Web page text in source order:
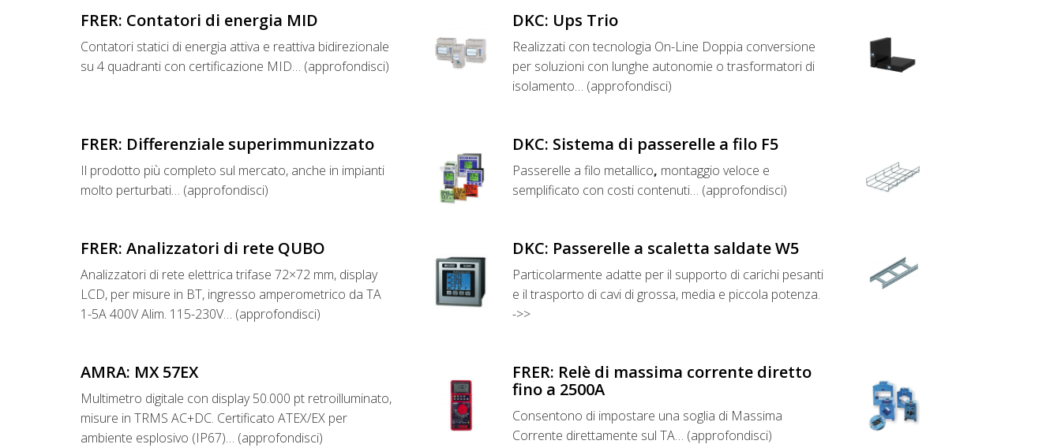
FRER: Contatori di energia MID
Contatori statici di energia attiva e reattiva bidirezionale
su 4 quadranti con certificazione MID… (approfondisci)
DKC: Ups Trio
Realizzati con tecnologia On-Line Doppia conversione
per soluzioni con lunghe autonomie o trasformatori di
isolamento… (approfondisci)
FRER: Differenziale superimmunizzato
Il prodotto più completo sul mercato, anche in impianti
molto perturbati… (approfondisci)
DKC: Sistema di passerelle a filo F5
Passerelle a filo metallico, montaggio veloce e
semplificato con costi contenuti… (approfondisci)
FRER: Analizzatori di rete QUBO
Analizzatori di rete elettrica trifase 72×72 mm, display
LCD, per misure in BT, ingresso amperometrico da TA
1-5A 400V Alim. 115-230V… (approfondisci)
DKC: Passerelle a scaletta saldate W5
Particolarmente adatte per il supporto di carichi pesanti
e il trasporto di cavi di grossa, media e piccola potenza.
->>
AMRA: MX 57EX
Multimetro digitale con display 50.000 pt retroilluminato,
misure in TRMS AC+DC. Certificato ATEX/EX per
ambiente esplosivo (IP67)… (approfondisci)
FRER: Relè di massima corrente diretto
fino a 2500A
Consentono di impostare una soglia di Massima
Corrente direttamente sul TA… (approfondisci)